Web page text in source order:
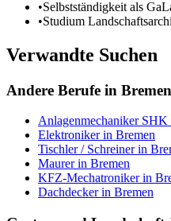
•Selbstständigkeit als
•Studium
Verwandte Suchen
Andere Berufe in Bremen
Anlagenmechaniker SHK
Elektronikerin Bremen
Tischler / Schreinerin
Maurerin Bremen
KFZ-Mechatronikerin
Dachdeckerin Bremen